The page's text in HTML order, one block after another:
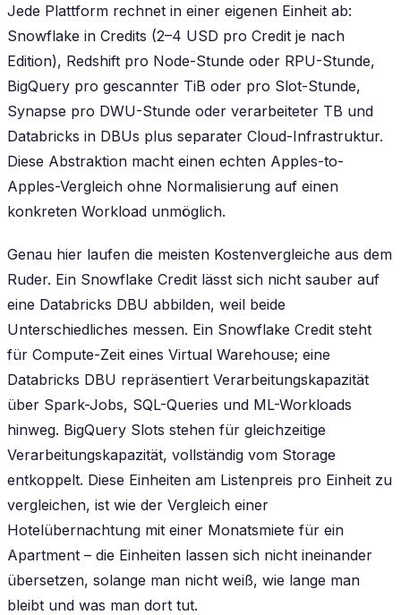
Jede Plattform rechnet in einer eigenen Einheit ab:
Snowflake in Credits (2–4 USD pro Credit je nach
Edition), Redshift pro Node-Stunde oder RPU-Stunde,
BigQuery pro gescannter TiB oder pro Slot-Stunde,
Synapse pro DWU-Stunde oder verarbeiteter TB und
Databricks in DBUs plus separater Cloud-Infrastruktur.
Diese Abstraktion macht einen echten Apples-to-
Apples-Vergleich ohne Normalisierung auf einen
konkreten Workload unmöglich.
Genau hier laufen die meisten Kostenvergleiche aus dem
Ruder. Ein Snowflake Credit lässt sich nicht sauber auf
eine Databricks DBU abbilden, weil beide
Unterschiedliches messen. Ein Snowflake Credit steht
für Compute-Zeit eines Virtual Warehouse; eine
Databricks DBU repräsentiert Verarbeitungskapazität
über Spark-Jobs, SQL-Queries und ML-Workloads
hinweg. BigQuery Slots stehen für gleichzeitige
Verarbeitungskapazität, vollständig vom Storage
entkoppelt. Diese Einheiten am Listenpreis pro Einheit zu
vergleichen, ist wie der Vergleich einer
Hotelübernachtung mit einer Monatsmiete für ein
Apartment – die Einheiten lassen sich nicht ineinander
übersetzen, solange man nicht weiß, wie lange man
bleibt und was man dort tut.